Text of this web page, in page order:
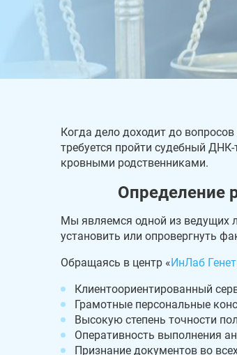
Когда дело доходит до
требуется пройти судебный
кровными родственниками.
Определение
Мы являемся одной из ведущих
установить или опровергнуть
Обращаясь в центр « ИнЛаб
Клиентоориентированный
Грамотные персональные
Высокую степень точности
Оперативность выполнения
Признание документов во